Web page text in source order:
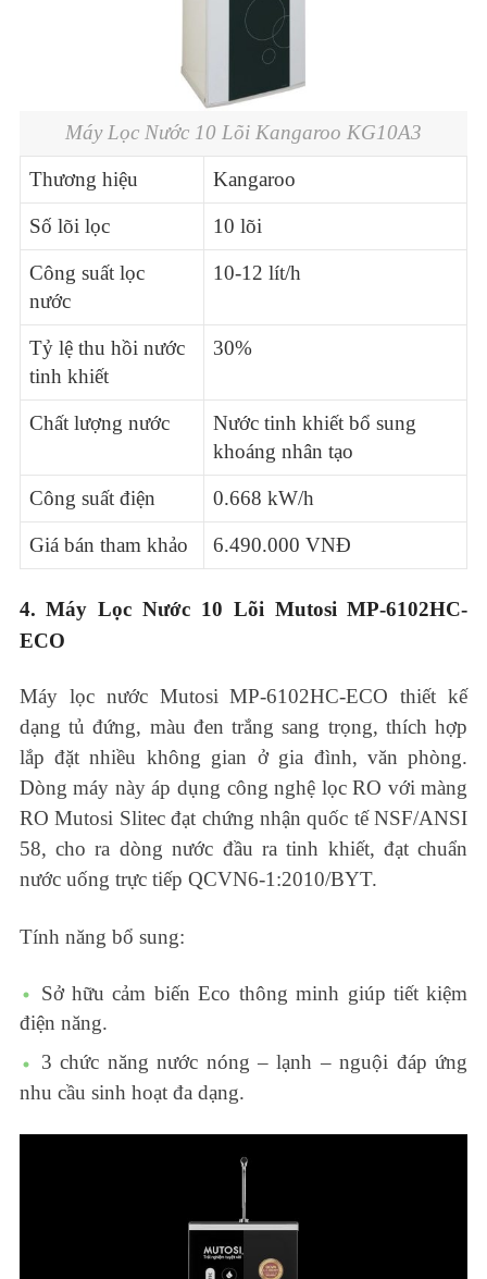
Máy Lọc Nước 10 Lõi Kangaroo KG10A3
Thương hiệu Kangaroo
Số lõi lọc 10 lõi
Công suất lọc
nước
10-12 lít/h
Tỷ lệ thu hồi nước
tinh khiết
30%
Chất lượng nước
Nước tinh khiết bổ sung
khoáng nhân tạo
Công suất điện 0.668 kW/h
Giá bán tham khảo 6.490.000 VNĐ
4. Máy Lọc Nước 10 Lõi Mutosi MP-6102HC-
ECO
Máy lọc nước Mutosi MP-6102HC-ECO thiết kế
dạng tủ đứng, màu đen trắng sang trọng, thích hợp
lắp đặt nhiều không gian ở gia đình, văn phòng.
Dòng máy này áp dụng công nghệ lọc RO với màng
RO Mutosi Slitec đạt chứng nhận quốc tế NSF/ANSI
58, cho ra dòng nước đầu ra tinh khiết, đạt chuẩn
nước uống trực tiếp QCVN6-1:2010/BYT.
Tính năng bổ sung:
Sở hữu cảm biến Eco thông minh giúp tiết kiệm
điện năng.
3 chức năng nước nóng – lạnh – nguội đáp ứng
nhu cầu sinh hoạt đa dạng.